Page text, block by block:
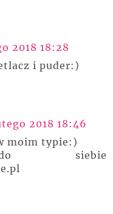
2018 18:28
i puder:)
2018 18:46
moim typie:)
do siebie